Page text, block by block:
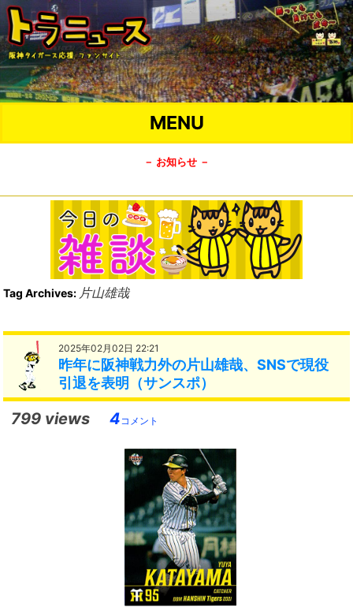
MENU
－ お知らせ －
Tag Archives: 片山雄哉
2025年02月02日 22:21
昨年に阪神戦力外の片山雄哉、SNSで現役
引退を表明（サンスポ）
799 views 4コメント